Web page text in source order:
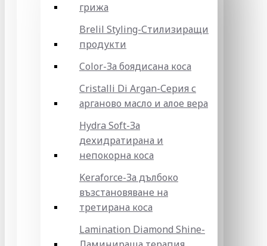
грижа
Brelil Styling-Стилизиращи
продукти
Color-За боядисана коса
Cristalli Di Argan-Серия с
арганово масло и алое вера
Hydra Soft-За
дехидратирана и
непокорна коса
Keraforce-За дълбоко
възстановяване на
третирана коса
Lamination Diamond Shine-